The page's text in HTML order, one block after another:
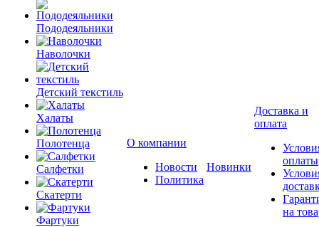
Пододеяльники
Наволочки
Детский текстиль
Халаты
Полотенца
Салфетки
Скатерти
Фартуки
О компании
Новости
Политика
Новинки
Доставка и
оплата
оплаты
на